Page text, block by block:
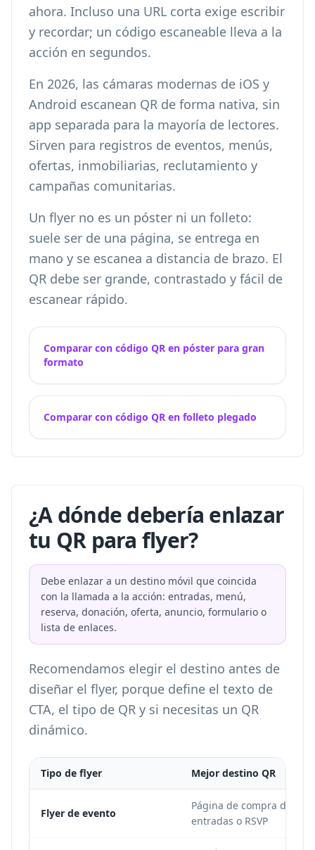
ahora. Incluso una URL corta exige escribir
y recordar; un código escaneable lleva a la
acción en segundos.
En 2026, las cámaras modernas de iOS y
Android escanean QR de forma nativa, sin
app separada para la mayoría de lectores.
Sirven para registros de eventos, menús,
ofertas, inmobiliarias, reclutamiento y
campañas comunitarias.
Un flyer no es un póster ni un folleto:
suele ser de una página, se entrega en
mano y se escanea a distancia de brazo. El
QR debe ser grande, contrastado y fácil de
escanear rápido.
Comparar con código QR en póster para gran
formato
Comparar con código QR en folleto plegado
¿A dónde debería enlazar
tu QR para flyer?
Debe enlazar a un destino móvil que coincida
con la llamada a la acción: entradas, menú,
reserva, donación, oferta, anuncio, formulario o
lista de enlaces.
Recomendamos elegir el destino antes de
diseñar el flyer, porque define el texto de
CTA, el tipo de QR y si necesitas un QR
dinámico.
Tipo de flyer Mejor destino QR
Flyer de evento
Página de compra de
entradas o RSVP